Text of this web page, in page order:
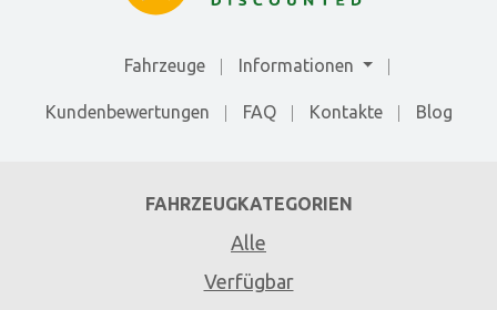
Fahrzeuge Informationen
Kundenbewertungen FAQ Kontakte Blog
FAHRZEUGKATEGORIEN
Alle
Verfügbar